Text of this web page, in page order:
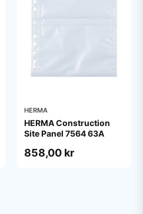
HERMA
HERMA Construction
Site Panel 7564 63A
858,00 kr